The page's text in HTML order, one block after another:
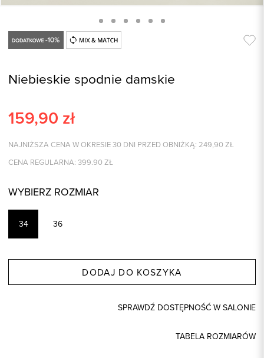
Niebieskie spodnie damskie
159,90 zł
NAJNIŻSZA CENA W OKRESIE 30 DNI PRZED OBNIŻKĄ: 249,90 ZŁ
CENA REGULARNA: 399.90 ZŁ
WYBIERZ ROZMIAR
34 36
DODAJ DO KOSZYKA
SPRAWDŹ DOSTĘPNOŚĆ W SALONIE
TABELA ROZMIARÓW